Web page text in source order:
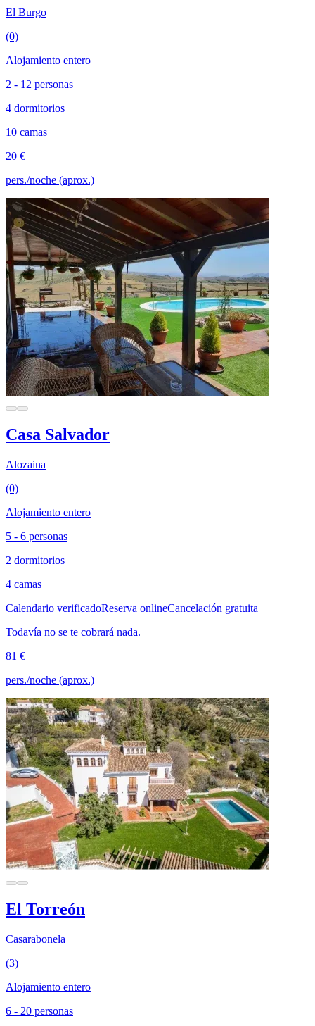
El Burgo
(0)
Alojamiento entero
2 - 12 personas
4 dormitorios
10 camas
20 €
pers./noche (aprox.)
Casa Salvador
Alozaina
(0)
Alojamiento entero
5 - 6 personas
2 dormitorios
4 camas
Calendario verificadoReserva onlineCancelación gratuita
Todavía no se te cobrará nada.
81 €
pers./noche (aprox.)
El Torreón
Casarabonela
(3)
Alojamiento entero
6 - 20 personas